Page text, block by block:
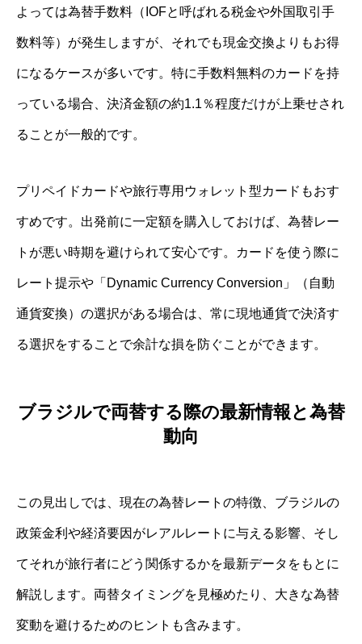
よっては為替手数料（IOFと呼ばれる税金や外国取引手
数料等）が発生しますが、それでも現金交換よりもお得
になるケースが多いです。特に手数料無料のカードを持
っている場合、決済金額の約1.1％程度だけが上乗せされ
ることが一般的です。
プリペイドカードや旅行専用ウォレット型カードもおす
すめです。出発前に一定額を購入しておけば、為替レー
トが悪い時期を避けられて安心です。カードを使う際に
レート提示や「Dynamic Currency Conversion」（自動
通貨変換）の選択がある場合は、常に現地通貨で決済す
る選択をすることで余計な損を防ぐことができます。
ブラジルで両替する際の最新情報と為替
動向
この見出しでは、現在の為替レートの特徴、ブラジルの
政策金利や経済要因がレアルレートに与える影響、そし
てそれが旅行者にどう関係するかを最新データをもとに
解説します。両替タイミングを見極めたり、大きな為替
変動を避けるためのヒントも含みます。